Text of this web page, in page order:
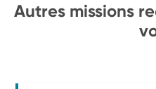
Autres missions